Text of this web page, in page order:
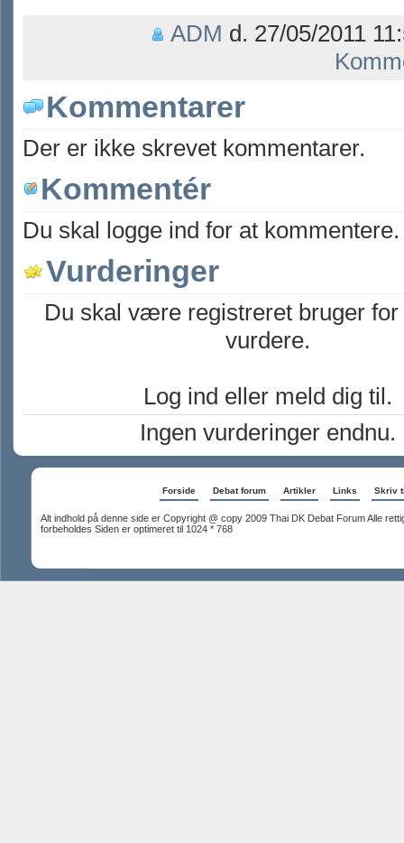
ADM d. 27/05/2011
Kommentarer
Der er ikke skrevet kommentarer.
Kommentér
Du skal logge ind for at kommentere.
Vurderinger
Du skal være registreret bruger for
vurdere.
Log ind eller meld dig til.
Ingen vurderinger endnu.
Forside Debat forum Artikler Links Skriv
Alt indhold på denne side er Copyright @ copy 2009 Thai DK Debat Forum Alle
forbeholdes Siden er optimeret til 1024 * 768